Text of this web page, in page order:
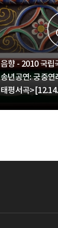
음향 - 2010 국립
송년공연: 궁중
태평서곡